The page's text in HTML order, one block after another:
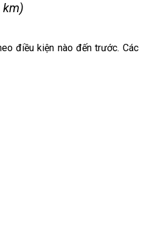
km)
điều kiện nào đến trước. Các